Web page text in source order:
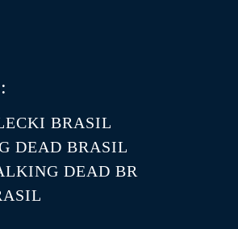
BRASIL
DEAD BRASIL
DEAD BR